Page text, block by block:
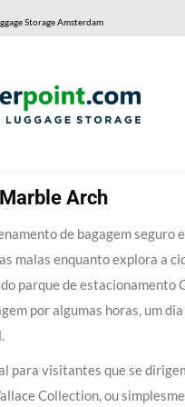
Storage Amsterdam
Arch
de bagagem
malas enquanto explora a
parque de estacionamento
por algumas horas, um
para visitantes que se
Collection, ou